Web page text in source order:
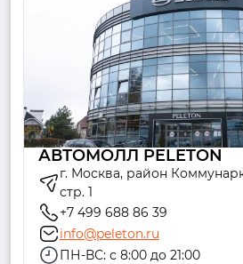
АВТОМОЛЛ PELETON
г. Москва, район
стр. 1
+7 499 688 86 39
info@peleton.ru
ПН-ВС: с 8:00 до 21:00